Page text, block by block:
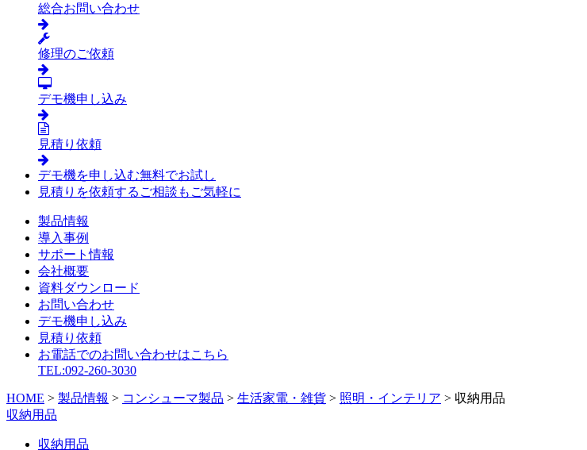
総合お問い合わせ
修理のご依頼
デモ機申し込み
見積り依頼
デモ機を申し込む無料でお試し
見積りを依頼する ご相談もご気軽に
製品情報
導入事例
サポート情報
会社概要
資料ダウンロード
お問い合わせ
デモ機申し込み
見積り依頼
お電話でのお問い合わせはこちら
TEL:092-260-3030
HOME > 製品情報 > コンシューマ製品 > 生活家電・雑貨 > 照明・インテリア > 収納用品
収納用品
収納用品